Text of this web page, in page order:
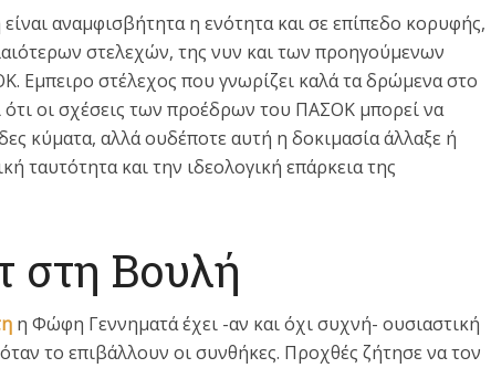
αναμφισβήτητα η ενότητα και σε επίπεδο κορυφής,
στελεχών, της νυν και των προηγούμενων
Εμπειρο στέλεχος που γνωρίζει καλά τα δρώμενα στο
ότι οι σχέσεις των προέδρων του ΠΑΣΟΚ μπορεί να
κύματα, αλλά ουδέποτε αυτή η δοκιμασία άλλαξε ή
ταυτότητα και την ιδεολογική επάρκεια της
στη Βουλή
η Φώφη Γεννηματά έχει -αν και όχι συχνή- ουσιαστική
όταν το επιβάλλουν οι συνθήκες. Προχθές ζήτησε να τον